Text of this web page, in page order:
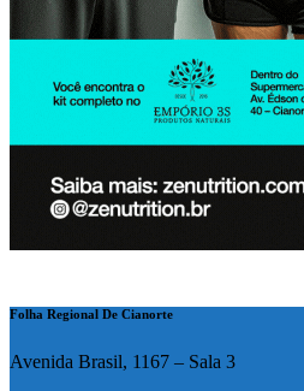
Folha Regional De Cianorte
Avenida Brasil, 1167 – Sala 3